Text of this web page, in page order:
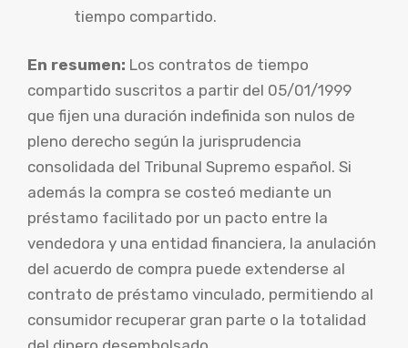
tiempo compartido.
En resumen: Los contratos de tiempo
compartido suscritos a partir del 05/01/1999
que fijen una duración indefinida son nulos de
pleno derecho según la jurisprudencia
consolidada del Tribunal Supremo español. Si
además la compra se costeó mediante un
préstamo facilitado por un pacto entre la
vendedora y una entidad financiera, la anulación
del acuerdo de compra puede extenderse al
contrato de préstamo vinculado, permitiendo al
consumidor recuperar gran parte o la totalidad